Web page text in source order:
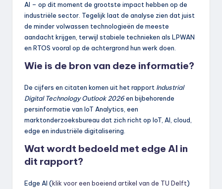
AI – op dit moment de grootste impact hebben op de
industriële sector. Tegelijk laat de analyse zien dat juist
de minder volwassen technologieën de meeste
aandacht krijgen, terwijl stabiele technieken als LPWAN
en RTOS vooral op de achtergrond hun werk doen.
Wie is de bron van deze informatie?
De cijfers en citaten komen uit het rapport Industrial
Digital Technology Outlook 2026en bijbehorende
persinformatie van IoT Analytics, een
marktonderzoeksbureau dat zich richt op IoT, AI, cloud,
edge en industriële digitalisering.
Wat wordt bedoeld met edge AI in
dit rapport?
Edge AI (klik voor een boeiend artikel van de TU Delft)